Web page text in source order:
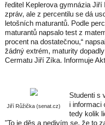
ředitel Keplerova gymnázia
zpráv, ale z percentilu se dá
letošních maturantů. Podle
maturantů napsalo test z
procent na dostatečnou,“
žádný extrém, maturity
Cermatu Jiří Zíka. Informuje
Jiří Růžička (senat.cz)
Studenti s
i informaci
tedy kolik
"To je děs a nedivím se, že to